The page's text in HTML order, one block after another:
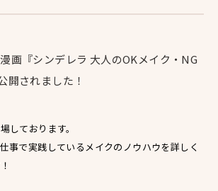
画『シンデレラ 大人のOKメイク・NG
開されました！
しております。
事で実践しているメイクのノウハウを詳しく